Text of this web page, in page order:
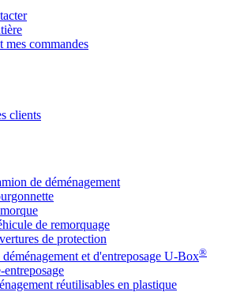
mes commandes
clients
de déménagement
de remorquage
de protection
et d'entreposage U-Box®
réutilisables en plastique